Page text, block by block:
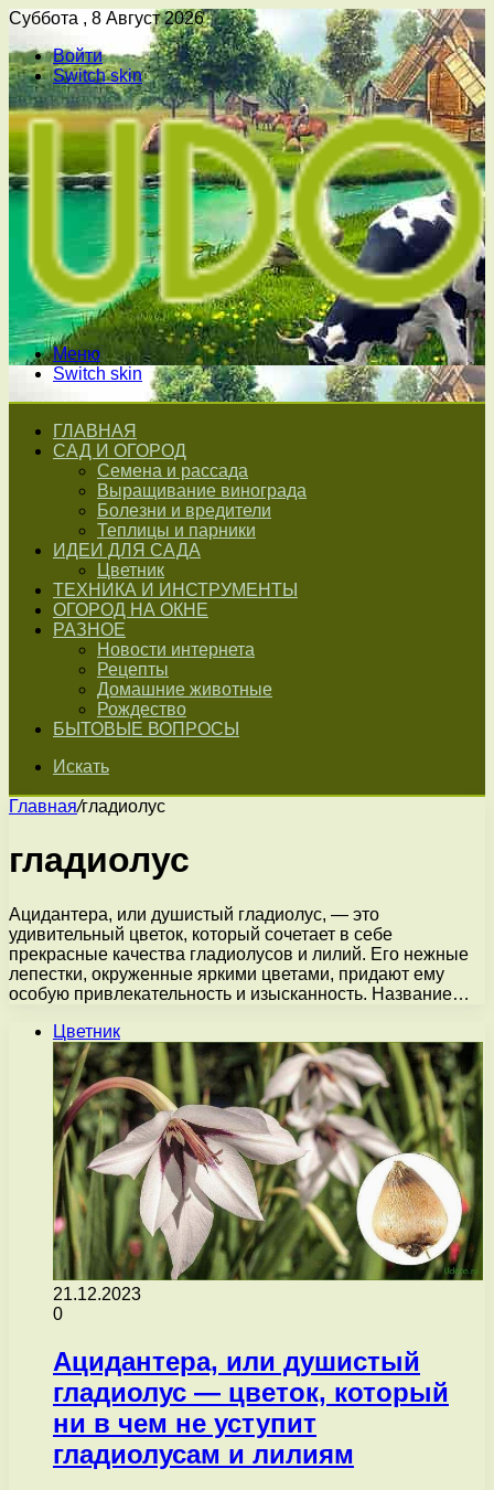
Суббота , 8 Август 2026
Войти
Switch skin
Меню
Switch skin
ГЛАВНАЯ
САД И ОГОРОД
Семена и рассада
Выращивание винограда
Болезни и вредители
Теплицы и парники
ИДЕИ ДЛЯ САДА
Цветник
ТЕХНИКА И ИНСТРУМЕНТЫ
ОГОРОД НА ОКНЕ
РАЗНОЕ
Новости интернета
Рецепты
Домашние животные
Рождество
БЫТОВЫЕ ВОПРОСЫ
Искать
Главная/гладиолус
гладиолус
Ацидантера, или душистый гладиолус, — это
удивительный цветок, который сочетает в себе
прекрасные качества гладиолусов и лилий. Его нежные
лепестки, окруженные яркими цветами, придают ему
особую привлекательность и изысканность. Название…
Цветник
21.12.2023
0
Ацидантера, или душистый
гладиолус — цветок, который
ни в чем не уступит
гладиолусам и лилиям